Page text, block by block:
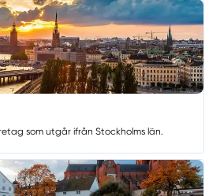
som utgår ifrån Stockholms län.